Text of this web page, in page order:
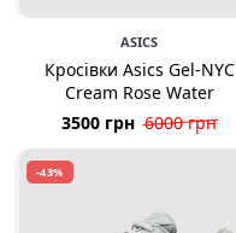
ASICS
Кросівки Asics Gel-NYC
Cream Rose Water
3500 грн 6000 грн
-43%